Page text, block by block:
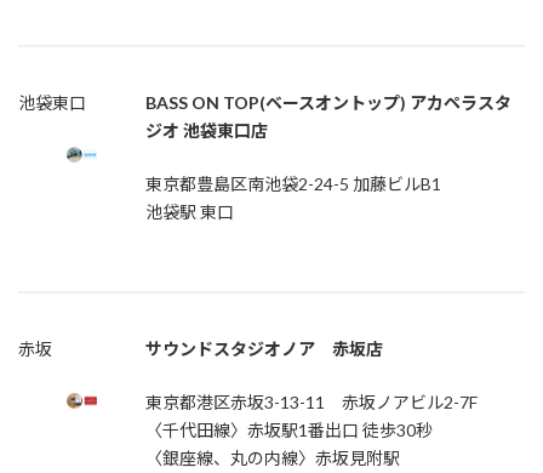
池袋東口
BASS ON TOP(ベースオントップ) アカペラスタ
ジオ 池袋東口店
東京都豊島区南池袋2-24-5 加藤ビルB1
池袋駅 東口
赤坂 サウンドスタジオノア 赤坂店
東京都港区赤坂3-13-11 赤坂ノアビル2-7F
〈千代田線〉赤坂駅1番出口 徒歩30秒
〈銀座線、丸の内線〉赤坂見附駅